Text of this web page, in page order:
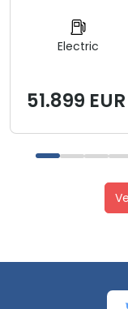
Electric
51.899 EUR